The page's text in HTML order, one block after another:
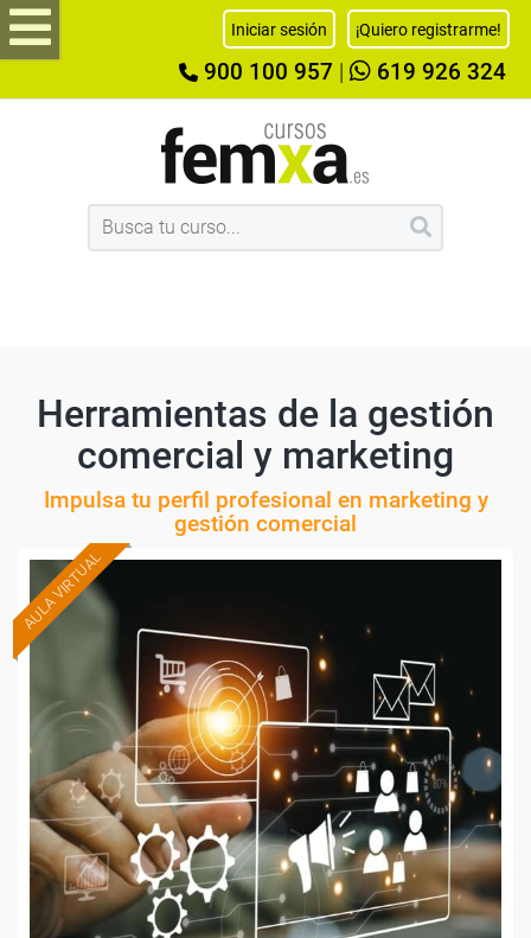
Iniciar sesión ¡Quiero registrarme!
900 100 957 619 926 324
Herramientas de la gestión
comercial y marketing
Impulsa tu perfil profesional en marketing y
gestión comercial
AULA VIRTUAL